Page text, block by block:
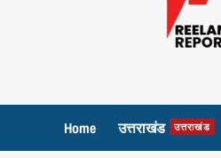
Home उत्तराखंड उत्तराखंड